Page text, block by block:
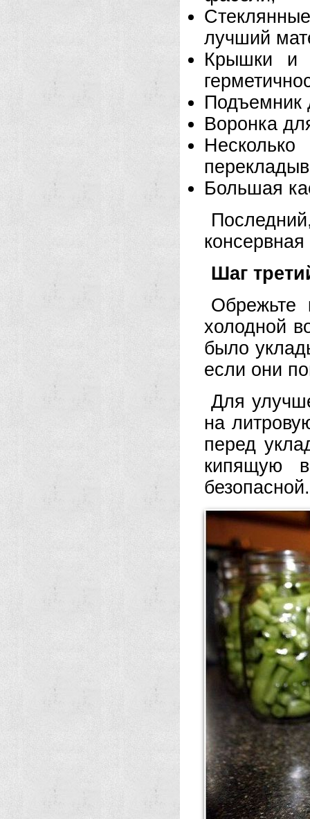
лучший
Крышки и
Подъемник
Воронка
Большая
Шаг
Обрежьте
холодной
было
если они
Для
на
перед
кипящую
безопасной.